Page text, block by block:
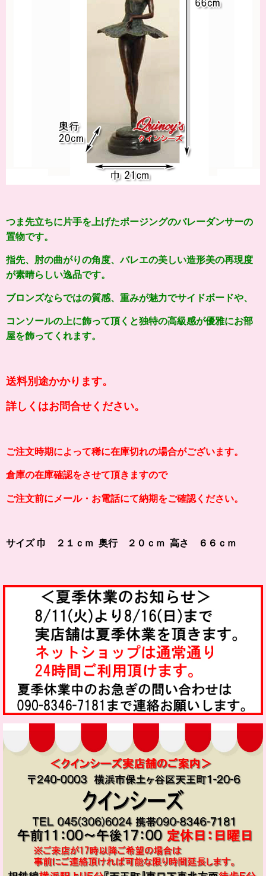
つま先立ちに片手を上げたポージングのバレーダンサーの
置物です。
指先、肘の曲がりの角度、バレエの美しい造形美の再現度
が素晴らしい逸品です。
ブロンズならではの質感、重みが魅力でサイドボードや、
コンソールの上に飾って頂くと独特の高級感が優雅にお部
屋を飾ってくれます。
送料別途かかります。
詳しくはお問合せください。
ご注文時期によって稀に在庫切れの場合がございます。
倉庫の在庫確認をさせて頂きますので
ご注文前にメール・お電話にて納期をご確認ください。
サイズ 巾 ２１ｃｍ 奥行 ２０ｃｍ 高さ ６６ｃｍ